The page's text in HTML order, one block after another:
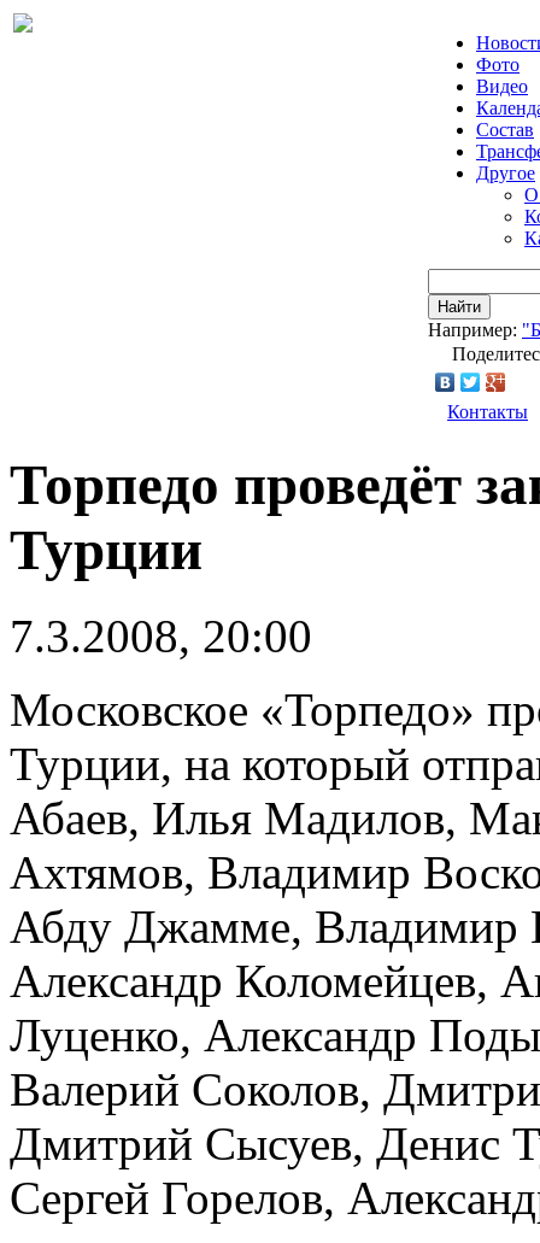
Фото
Видео
Состав
Другое
О
Найти
Например:
Контакты
Торпедо проведёт
Турции
7.3.2008, 20:00
Московское «Торпедо»
Турции, на который
Абаев, Илья Мадилов,
Ахтямов, Владимир
Абду Джамме, Владимир
Александр Коломейцев,
Луценко, Александр
Валерий Соколов,
Дмитрий Сысуев, Денис
Сергей Горелов,